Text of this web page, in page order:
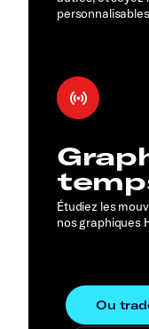
personnalisables
Étudiez les
nos graphiques